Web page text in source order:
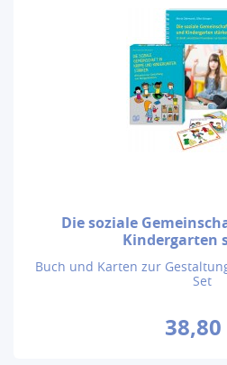
Die soziale
Kindergarten
Buch und Karten zur
Set
38,80